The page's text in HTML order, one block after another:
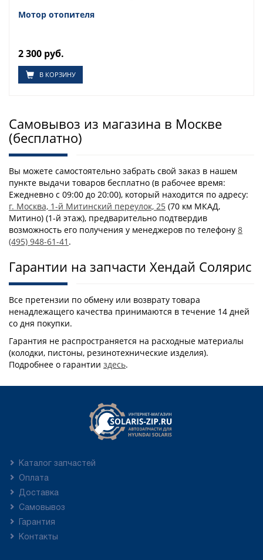
Мотор отопителя
2 300 руб.
В КОРЗИНУ
Самовывоз из магазина в Москве
(бесплатно)
Вы можете самостоятельно забрать свой заказ в нашем
пункте выдачи товаров бесплатно (в рабочее время:
Ежедневно с 09:00 до 20:00), который находится по адресу:
г. Москва, 1-й Митинский переулок, 25 (70 км МКАД,
Митино) (1-й этаж), предварительно подтвердив
возможность его получения у менеджеров по телефону 8
(495) 948-61-41 .
Гарантии на запчасти Хендай Солярис
Все претензии по обмену или возврату товара
ненадлежащего качества принимаются в течение 14 дней
со дня покупки.
Гарантия не распространяется на расходные материалы
(колодки, пистоны, резинотехнические изделия).
Подробнее о гарантии здесь.
Каталог запчастей
Оплата
Доставка
Самовывоз
Гарантия
Контакты